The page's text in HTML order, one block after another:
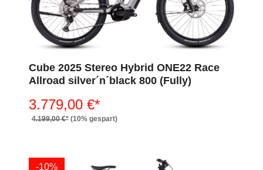
Cube 2025 Stereo Hybrid ONE22 Race
Allroad silver´n´black 800 (Fully)
3.779,00 €*
4.199,00 €* (10% gespart)
-10%